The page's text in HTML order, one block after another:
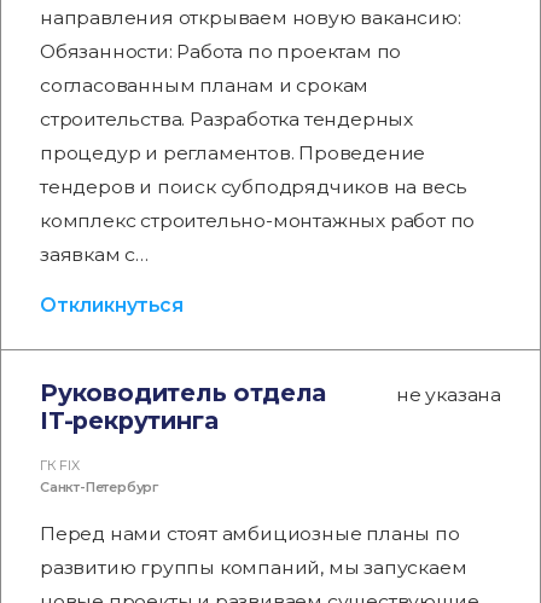
направления открываем новую вакансию:
Обязанности: Работа по проектам по
согласованным планам и срокам
строительства. Разработка тендерных
процедур и регламентов. Проведение
тендеров и поиск субподрядчиков на весь
комплекс строительно-монтажных работ по
заявкам с…
Откликнуться
Руководитель отдела
IT-рекрутинга
не указана
ГК FIX
Санкт-Петербург
Перед нами стоят амбициозные планы по
развитию группы компаний, мы запускаем